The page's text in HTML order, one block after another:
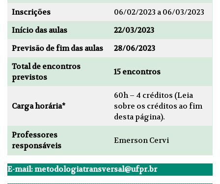
Inscrições
06/02/2023 a 06/03/2023
Início das aulas
22/03/2023
Previsão de fim das aulas
28/06/2023
Total de encontros
previstos
15 encontros
Carga horária*
60h – 4 créditos (Leia
sobre os créditos ao fim
desta página).
Professores
responsáveis
Emerson Cervi
E-mail: metodologiatransversal@ufpr.br